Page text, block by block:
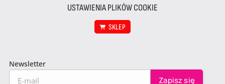
USTAWIENIA PLIKÓW COOKIE
SKLEP
Newsletter